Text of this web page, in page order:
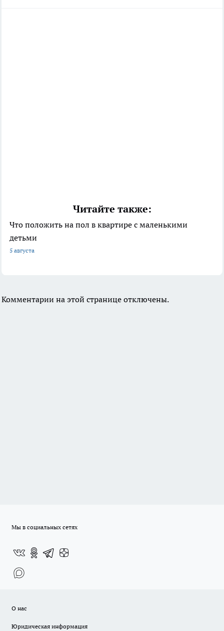
Читайте также:
Что положить на пол в квартире с маленькими
детьми
5 августа
Комментарии на этой странице отключены.
Мы в социальных сетях
О нас
Юридическая информация